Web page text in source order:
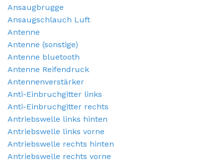
Ansaugbrugge
Ansaugschlauch Luft
Antenne
Antenne (sonstige)
Antenne bluetooth
Antenne Reifendruck
Antennenverstärker
Anti-Einbruchgitter links
Anti-Einbruchgitter rechts
Antriebswelle links hinten
Antriebswelle links vorne
Antriebswelle rechts hinten
Antriebswelle rechts vorne